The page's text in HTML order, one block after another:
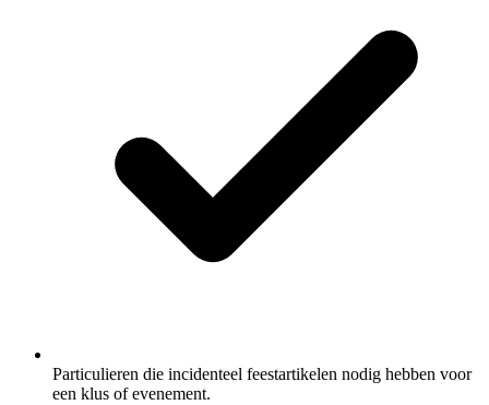
Particulieren die incidenteel feestartikelen nodig hebben voor
een klus of evenement.